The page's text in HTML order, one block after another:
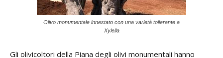
Olivo monumentale innestato con una varietà tollerante a
Xylella
Gli olivicoltori della Piana degli olivi monumentali hanno